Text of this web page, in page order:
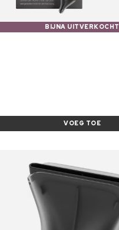
BIJNA UITVERKOCHT
VOEG TOE